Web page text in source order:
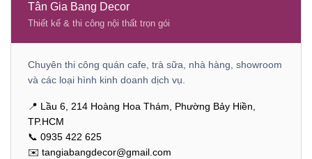
Tân Gia Bang Decor
Thiết kế & thi công nội thất trọn gói
Chuyên thi công quán cafe, trà sữa, nhà hàng, showroom
và các loại hình kinh doanh dịch vụ.
📍 Lầu 6, 214 Hoàng Hoa Thám, Phường Bảy Hiền,
TP.HCM
📞 0935 422 625
✉️ tangiabangdecor@gmail.com